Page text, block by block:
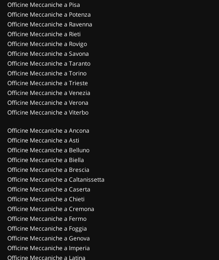
Officine Meccaniche a Pisa
Officine Meccaniche a Potenza
Officine Meccaniche a Ravenna
Officine Meccaniche a Rieti
Officine Meccaniche a Rovigo
Officine Meccaniche a Savona
Officine Meccaniche a Taranto
Officine Meccaniche a Torino
Officine Meccaniche a Trieste
Officine Meccaniche a Venezia
Officine Meccaniche a Verona
Officine Meccaniche a Viterbo
Officine Meccaniche a Ancona
Officine Meccaniche a Asti
Officine Meccaniche a Belluno
Officine Meccaniche a Biella
Officine Meccaniche a Brescia
Officine Meccaniche a Caltanissetta
Officine Meccaniche a Caserta
Officine Meccaniche a Chieti
Officine Meccaniche a Cremona
Officine Meccaniche a Fermo
Officine Meccaniche a Foggia
Officine Meccaniche a Genova
Officine Meccaniche a Imperia
Officine Meccaniche a Latina